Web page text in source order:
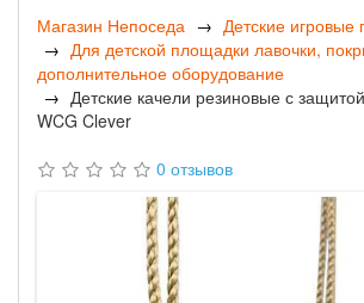
Магазин Непоседа
Детские игровые
Для детской площадки лавочки,
дополнительное оборудование
Детские качели резиновые с
WCG Clever
0 отзывов